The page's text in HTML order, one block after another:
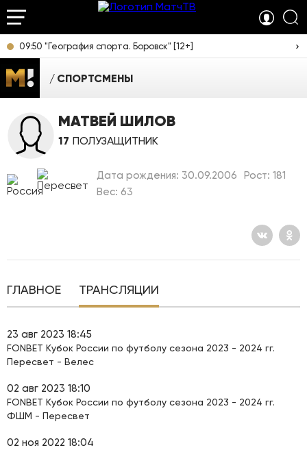
09:50 "География спорта. Боровск" [12+]
СПОРТСМЕНЫ
МАТВЕЙ ШИЛОВ
17 ПОЛУЗАЩИТНИК
Дата рождения: 30.09.2006
Рост: 181
Вес: 63
ГЛАВНОЕ ТРАНСЛЯЦИИ
23 авг 2023 18:45
FONBET Кубок России по футболу сезона 2023 - 2024 гг.
Пересвет - Велес
02 авг 2023 18:10
FONBET Кубок России по футболу сезона 2023 - 2024 гг.
ФШМ - Пересвет
02 ноя 2022 18:04